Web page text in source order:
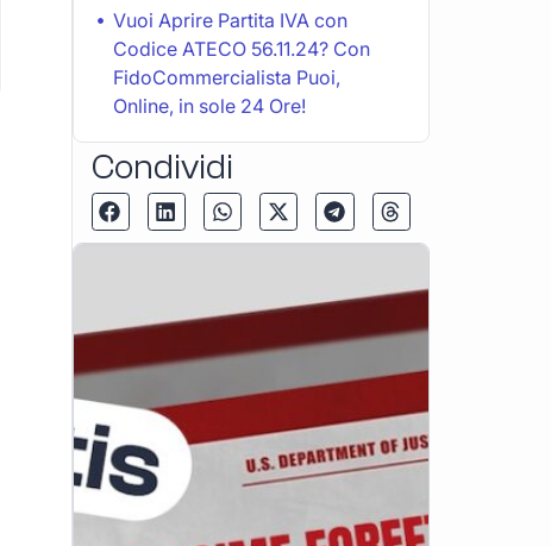
Vuoi Aprire Partita IVA con
Codice ATECO 56.11.24? Con
FidoCommercialista Puoi,
Online, in sole 24 Ore!
Condividi